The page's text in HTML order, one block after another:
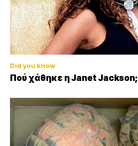
Did you know
Πού χάθηκε η Janet Jackson;